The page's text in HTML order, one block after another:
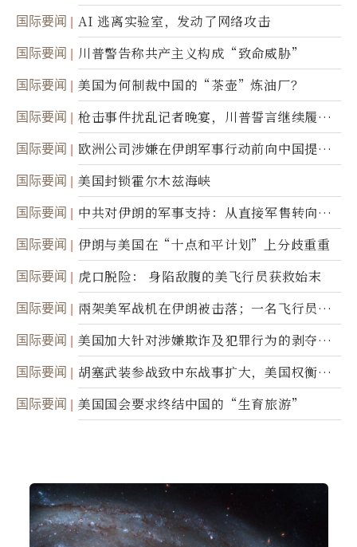
国际要闻 AI 逃离实验室，发动了网络攻击
国际要闻 川普警告称共产主义构成“致命威胁”
国际要闻 美国为何制裁中国的“茶壶”炼油厂？
国际要闻
枪击事件扰乱记者晚宴，川普誓言继续履行
职责
国际要闻
欧洲公司涉嫌在伊朗军事行动前向中国提供
美军基地的卫星图像
国际要闻 美国封锁霍尔木兹海峡
国际要闻
中共对伊朗的军事支持：从直接军售转向间
接技术转让
国际要闻 伊朗与美国在“十点和平计划”上分歧重重
国际要闻 虎口脱险： 身陷敌腹的美飞行员获救始末
国际要闻
兩架美军战机在伊朗被击落；一名飞行员失
踪
国际要闻
美国加大针对涉嫌欺诈及犯罪行为的剥夺公
民权力度
国际要闻
胡塞武装参战致中东战事扩大，美国权衡地
面入侵的可能性
国际要闻 美国国会要求终结中国的“生育旅游”